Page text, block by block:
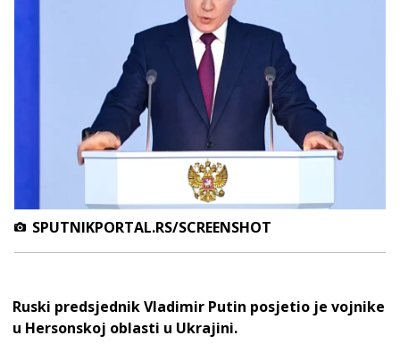
SPUTNIKPORTAL.RS/SCREENSHOT
Ruski predsjednik Vladimir Putin posjetio je vojnike
u Hersonskoj oblasti u Ukrajini.